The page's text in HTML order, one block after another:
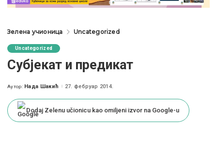
Зелена учионица Uncategorized
Uncategorized
Субјекат и предикат
Posted
Аутор: Нада Шакић 27. фебруар 2014.
Dodaj Zelenu učionicu kao omiljeni izvor na Google-u